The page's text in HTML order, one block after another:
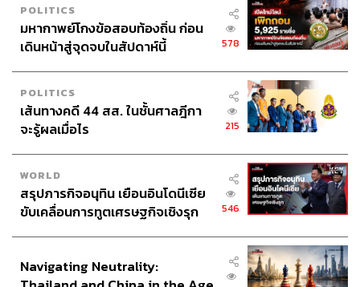
POLITICS
มหากาพย์โกงข้อสอบท้องถิ่น ก่อน
เดินหน้าสู่จุดจบในสัปดาห์นี้
578
POLITICS
เส้นทางคดี 44 สส. ในชั้นศาลฎีกา
จะรู้ผลเมื่อไร
215
WORLD
สรุปภารกิจอนุทิน เยือนอินโดนีเซีย
ขับเคลื่อนการทูตเศรษฐกิจเชิงรุก
546
Navigating Neutrality: